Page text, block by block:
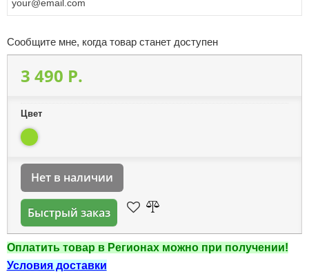
Сообщите мне, когда товар станет доступен
3 490 P.
Цвет
Нет в наличии
Быстрый заказ
Оплатить товар в Регионах можно при получении!
Условия доставки